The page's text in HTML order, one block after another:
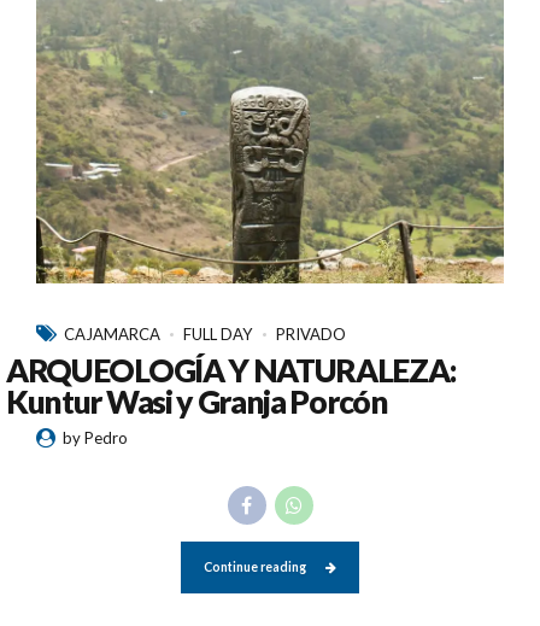
CAJAMARCA FULL DAY PRIVADO
ARQUEOLOGÍA Y NATURALEZA:
Kuntur Wasi y Granja Porcón
by Pedro
Continue reading